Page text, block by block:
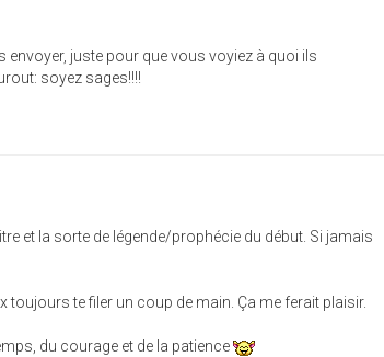
juste pour que vous voyiez à quoi ils
soyez sages!!!!
et la sorte de légende/prophécie du début. Si jamais
toujours te filer un coup de main. Ça me ferait plaisir.
du courage et de la patience